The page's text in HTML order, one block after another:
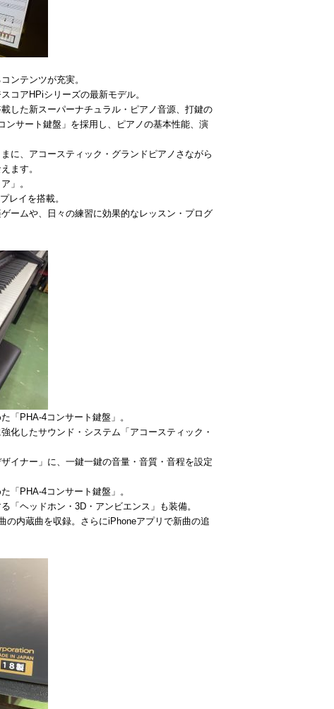
ンテンツが充実。
コアHPiシリーズの最新モデル。
した新スーパーナチュラル・ピアノ音源、打鍵の
ンサート鍵盤」を採用し、ピアノの基本性能、演
に、アコースティック・グランドピアノさながら
ます。
」。
レイを搭載。
ームや、日々の練習に効果的なレッスン・プログ
「PHA-4コンサート鍵盤」。
化したサウンド・システム「アコースティック・
イナー」に、一鍵一鍵の音量・音質・音程を設定
「PHA-4コンサート鍵盤」。
「ヘッドホン・3D・アンビエンス」も装備。
の内蔵曲を収録。さらにiPhoneアプリで新曲の追